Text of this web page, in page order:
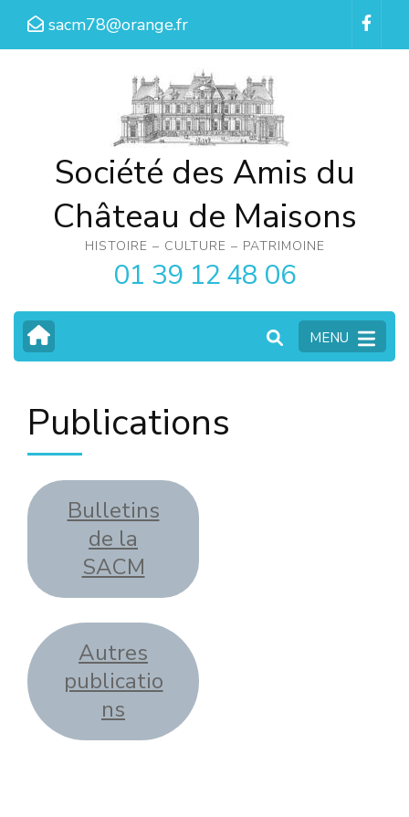
Aller
sacm78@orange.fr
Société des Amis du
Château de Maisons
HISTOIRE – CULTURE – PATRIMOINE
01 39 12 48 06
MENU
Publications
Bulletins
de la
SACM
Autres
publicatio
ns